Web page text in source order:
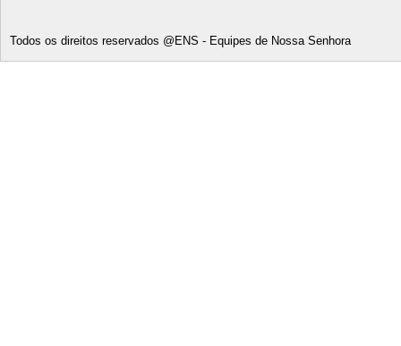
Todos os direitos reservados @ENS - Equipes de Nossa Senhora